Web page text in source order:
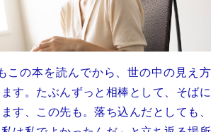
この本を読んでから、世の中の見え方
す。たぶんずっと相棒として、そばに
す、この先も。落ち込んだとしても、